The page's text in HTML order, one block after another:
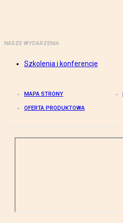
NASZE WYDARZENIA
Szkolenia i konferencje
MAPA STRONY
OFERTA PRODUKTOWA